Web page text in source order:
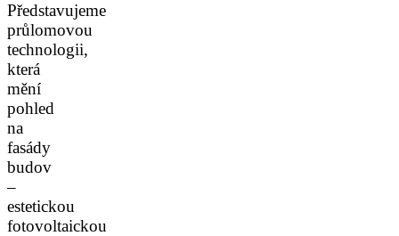
Představujeme
průlomovou
technologii,
která
mění
pohled
na
fasády
budov
–
estetickou
fotovoltaickou